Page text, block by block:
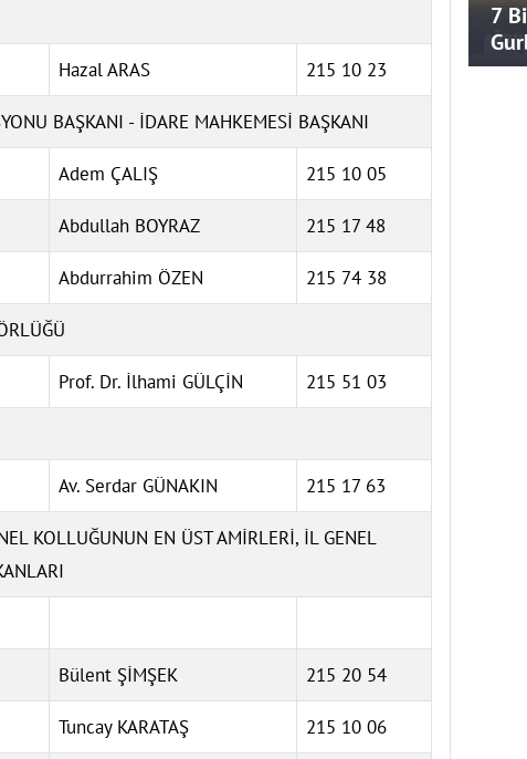
Hazal ARAS 215 10 23
BAŞKANI - İDARE MAHKEMESİ BAŞKANI
Adem ÇALIŞ 215 10 05
Abdullah BOYRAZ 215 17 48
Abdurrahim ÖZEN 215 74 38
Prof. Dr. İlhami GÜLÇİN 215 51 03
Av. Serdar GÜNAKIN 215 17 63
KOLLUĞUNUN EN ÜST AMİRLERİ, İL GENEL
Bülent ŞİMŞEK 215 20 54
Tuncay KARATAŞ 215 10 06
7